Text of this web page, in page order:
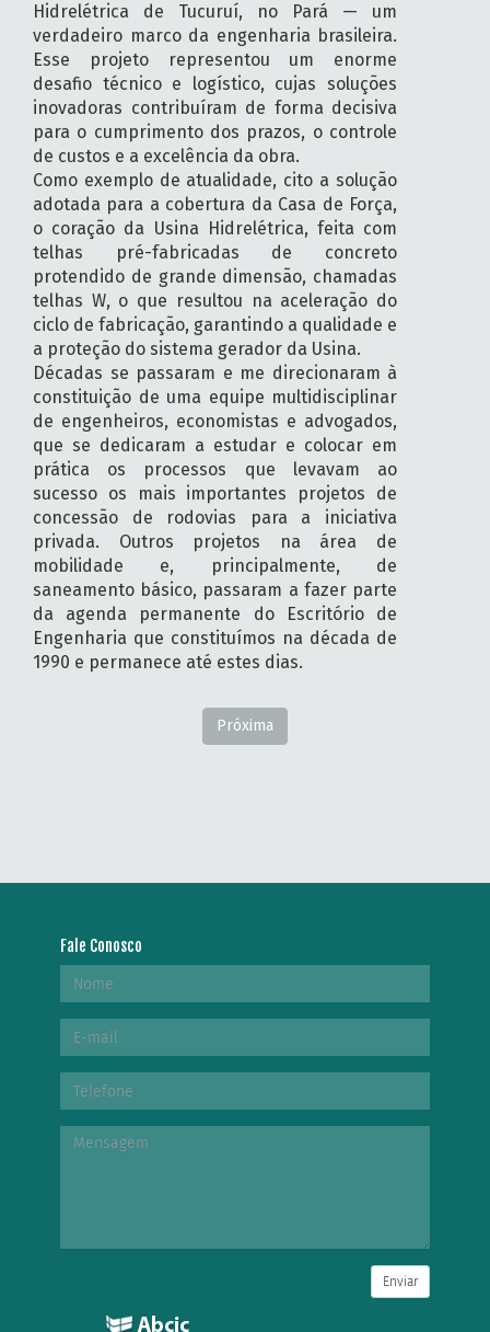
Hidrelétrica de Tucuruí, no Pará — um
verdadeiro marco da engenharia brasileira.
Esse projeto representou um enorme
desafio técnico e logístico, cujas soluções
inovadoras contribuíram de forma decisiva
para o cumprimento dos prazos, o controle
de custos e a excelência da obra.
Como exemplo de atualidade, cito a solução
adotada para a cobertura da Casa de Força,
o coração da Usina Hidrelétrica, feita com
telhas pré-fabricadas de concreto
protendido de grande dimensão, chamadas
telhas W, o que resultou na aceleração do
ciclo de fabricação, garantindo a qualidade e
a proteção do sistema gerador da Usina.
Décadas se passaram e me direcionaram à
constituição de uma equipe multidisciplinar
de engenheiros, economistas e advogados,
que se dedicaram a estudar e colocar em
prática os processos que levavam ao
sucesso os mais importantes projetos de
concessão de rodovias para a iniciativa
privada. Outros projetos na área de
mobilidade e, principalmente, de
saneamento básico, passaram a fazer parte
da agenda permanente do Escritório de
Engenharia que constituímos na década de
1990 e permanece até estes dias.
Próxima
Fale Conosco
Enviar